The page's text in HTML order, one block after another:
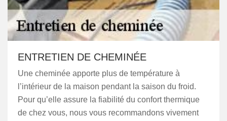
ENTRETIEN DE CHEMINÉE
Une cheminée apporte plus de température à
l’intérieur de la maison pendant la saison du froid.
Pour qu’elle assure la fiabilité du confort thermique
de chez vous, nous vous recommandons vivement